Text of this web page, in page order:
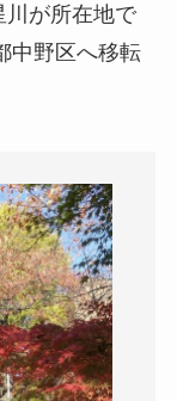
川が所在地で
中野区へ移転